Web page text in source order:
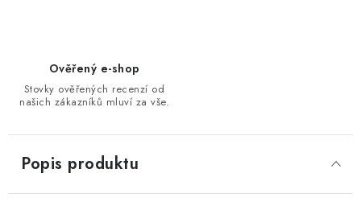
Ověřený e-shop
Stovky ověřených recenzí od
našich zákazníků mluví za vše.
Popis produktu